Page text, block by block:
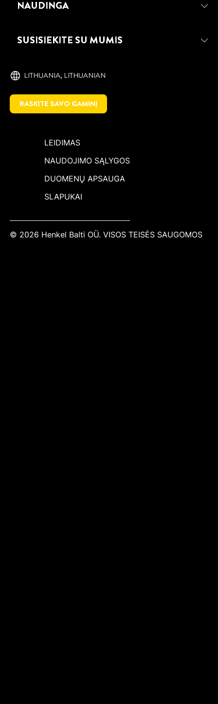
NAUDINGA
SUSISIEKITE SU MUMIS
LITHUANIA, ‎LITHUANIAN
RASKITE SAVO GAMINĮ
LEIDIMAS
NAUDOJIMO SĄLYGOS
DUOMENŲ APSAUGA
SLAPUKAI
© 2026 Henkel Balti OÜ. VISOS TEISĖS SAUGOMOS